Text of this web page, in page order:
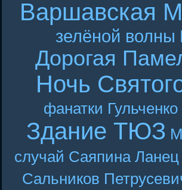
Варшавская
зелёной волны
Дорогая
Ночь
фанатки Гульченко
Здание ТЮЗ
случай Саяпина Ланец
Сальников